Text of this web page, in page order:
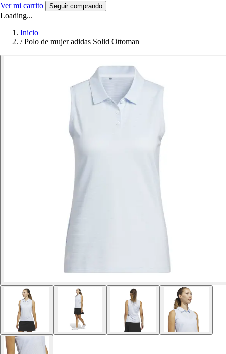
Ver mi carrito Seguir comprando
Loading...
Inicio
/ Polo de mujer adidas Solid Ottoman